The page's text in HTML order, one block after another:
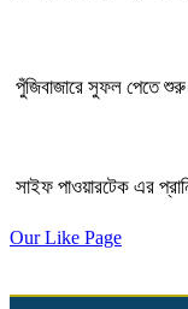
পুঁজিবাজারে সুফল পেতে শুরু
সাইফ পাওয়ারটেক এর
Our Like Page